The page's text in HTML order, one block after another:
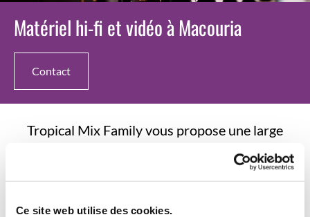
Ce site web utilise des cookies.
Matériel hi-fi et vidéo à Macouria
Contact
Tropical Mix Family vous propose une large
gamme de matériel hi-fi et vidéo. Que vous
souhaitiez écouter de la musique avec une
qualité optimale ou obtenir un son